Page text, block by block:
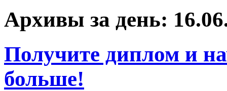
Архивы за день:
Получите диплом и
больше!